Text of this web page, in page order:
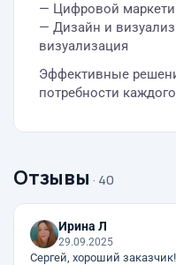
— Цифровой
— Дизайн и
визуализация
Эффективные
потребности
Отзывы · 40
Ирина Л
29.09.2025
Сергей, хороший